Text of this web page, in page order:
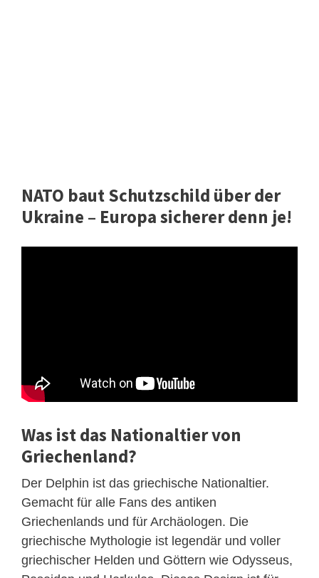
NATO baut Schutzschild über der
Ukraine – Europa sicherer denn je!
Was ist das Nationaltier von
Griechenland?
Der Delphin ist das griechische Nationaltier.
Gemacht für alle Fans des antiken
Griechenlands und für Archäologen. Die
griechische Mythologie ist legendär und voller
griechischer Helden und Göttern wie Odysseus,